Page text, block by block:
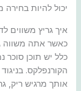
יכול להיות
איך גריץ משווים
כאשר אתה משווה
כלל יש תוכן סוכר
הקורנפלקס.
אותך מרגיש ריק,